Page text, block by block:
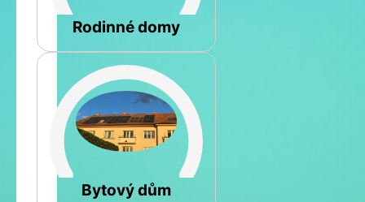
Rodinné domy
Bytový dům